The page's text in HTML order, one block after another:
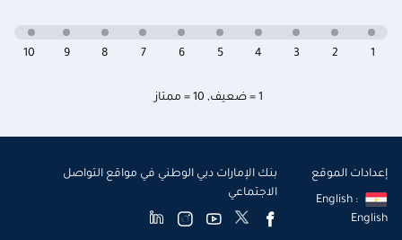
1 = ضعيف , 10 = ممتاز
10 9 8 7 6 5 4 3 2 1
إعدادات الموقع
English :
English
بنك الإمارات دبي الوطني في مواقع التواصل
الاجتماعي